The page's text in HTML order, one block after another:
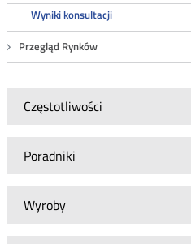
Wyniki konsultacji
Przegląd Rynków
Częstotliwości
Poradniki
Wyroby